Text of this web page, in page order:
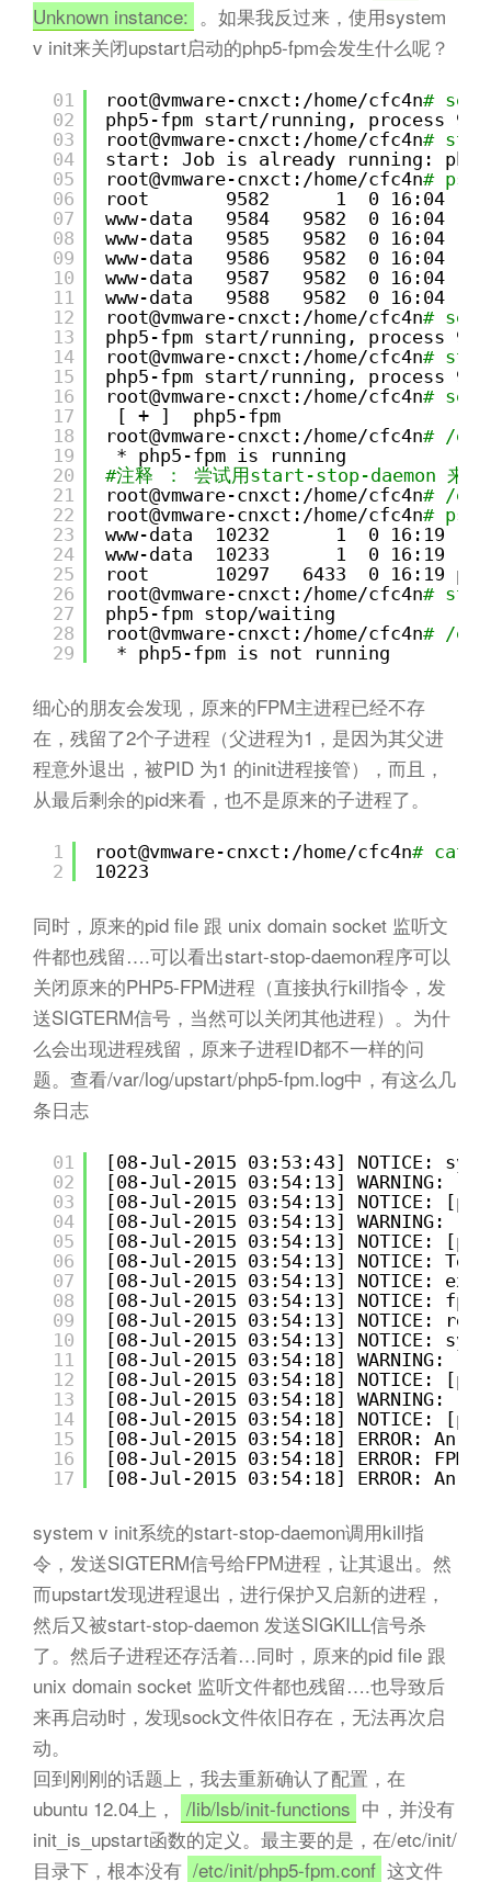
Unknown instance: 。如果我反过来，使用system
v init来关闭upstart启动的php5-fpm会发生什么呢？
01
02
03
04
05
06
07
08
09
10
11
12
13
14
15
16
17
18
19
20
21
22
23
24
25
26
27
28
29
root@vmware-cnxct: /home/cfc4n#
php5-fpm start/running , process
root@vmware-cnxct: /home/cfc4n#
start: Job is already running:
root@vmware-cnxct: /home/cfc4n# ps -
root       9582      1  0 16:04 ?
www-data   9584   9582  0 16:04 ?
www-data   9585   9582  0 16:04 ?
www-data   9586   9582  0 16:04 ?
www-data   9587   9582  0 16:04 ?
www-data   9588   9582  0 16:04 ?
root@vmware-cnxct: /home/cfc4n#
php5-fpm start/running , process
root@vmware-cnxct: /home/cfc4n#
php5-fpm start/running , process
root@vmware-cnxct: /home/cfc4n#
[ + ]  php5-fpm
root@vmware-cnxct: /home/cfc4n# /
* php5-fpm is running
#注释 ： 尝试用start-stop-daemon 来关
root@vmware-cnxct: /home/cfc4n# /
root@vmware-cnxct: /home/cfc4n# ps -
www-data  10232      1  0 16:19 ?
www-data  10233      1  0 16:19 ?
root      10297   6433  0 16:19 pts
root@vmware-cnxct: /home/cfc4n#
php5-fpm stop/waiting
root@vmware-cnxct: /home/cfc4n# /
* php5-fpm is not running
细心的朋友会发现，原来的FPM主进程已经不存
在，残留了2个子进程（父进程为1，是因为其父进
程意外退出，被PID 为1 的init进程接管），而且，
从最后剩余的pid来看，也不是原来的子进程了。
1
2
root@vmware-cnxct: /home/cfc4n# cat /
10223
同时，原来的pid file 跟 unix domain socket 监听文
件都也残留….可以看出start-stop-daemon程序可以
关闭原来的PHP5-FPM进程（直接执行kill指令，发
送SIGTERM信号，当然可以关闭其他进程）。为什
么会出现进程残留，原来子进程ID都不一样的问
题。查看/var/log/upstart/php5-fpm.log中，有这么几
条日志
01
02
03
04
05
06
07
08
09
10
11
12
13
14
15
16
17
[08-Jul-2015 03:53:43] NOTICE:
[08-Jul-2015 03:54:13] WARNING:
[08-Jul-2015 03:54:13] NOTICE:
[08-Jul-2015 03:54:13] WARNING:
[08-Jul-2015 03:54:13] NOTICE:
[08-Jul-2015 03:54:13] NOTICE:
[08-Jul-2015 03:54:13] NOTICE:
[08-Jul-2015 03:54:13] NOTICE:
[08-Jul-2015 03:54:13] NOTICE:
[08-Jul-2015 03:54:13] NOTICE:
[08-Jul-2015 03:54:18] WARNING:
[08-Jul-2015 03:54:18] NOTICE:
[08-Jul-2015 03:54:18] WARNING:
[08-Jul-2015 03:54:18] NOTICE:
[08-Jul-2015 03:54:18] ERROR: An
[08-Jul-2015 03:54:18] ERROR:
[08-Jul-2015 03:54:18] ERROR: An
system v init系统的start-stop-daemon调用kill指
令，发送SIGTERM信号给FPM进程，让其退出。然
而upstart发现进程退出，进行保护又启新的进程，
然后又被start-stop-daemon 发送SIGKILL信号杀
了。然后子进程还存活着…同时，原来的pid file 跟
unix domain socket 监听文件都也残留….也导致后
来再启动时，发现sock文件依旧存在，无法再次启
动。
回到刚刚的话题上，我去重新确认了配置，在
ubuntu 12.04上，
/lib/lsb/init-functions 中，并没有
init_is_upstart函数的定义。最主要的是，在/etc/init/
目录下，根本没有 /etc/init/php5-fpm.conf 这文件